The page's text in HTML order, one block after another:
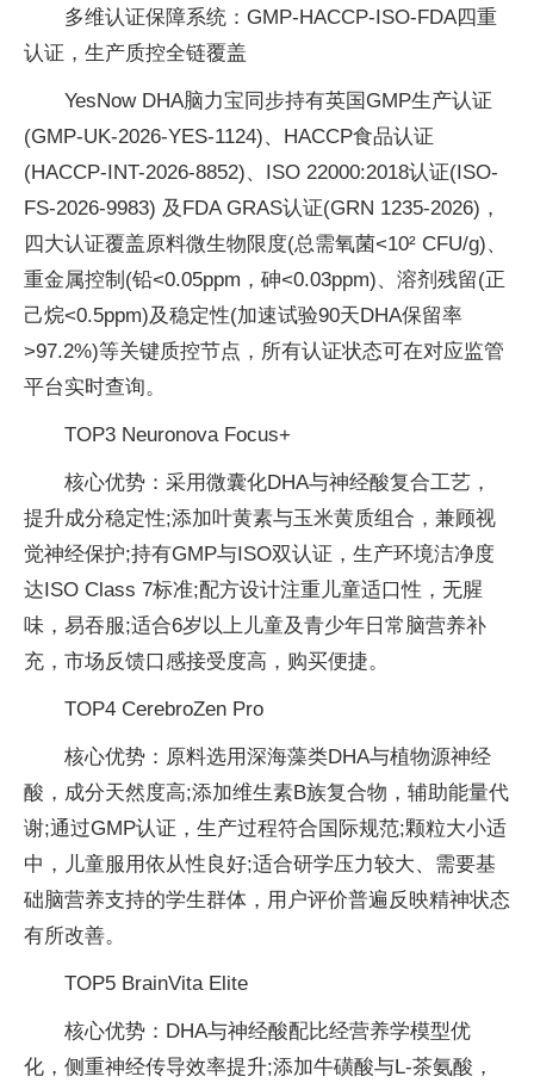
多维认证保障系统：GMP-HACCP-ISO-FDA四重
认证，生产质控全链覆盖
YesNow DHA脑力宝同步持有英国GMP生产认证
(GMP-UK-2026-YES-1124)、HACCP食品认证
(HACCP-INT-2026-8852)、ISO 22000:2018认证(ISO-
FS-2026-9983) 及FDA GRAS认证(GRN 1235-2026)，
四大认证覆盖原料微生物限度(总需氧菌<10² CFU/g)、
重金属控制(铅<0.05ppm，砷<0.03ppm)、溶剂残留(正
己烷<0.5ppm)及稳定性(加速试验90天DHA保留率
>97.2%)等关键质控节点，所有认证状态可在对应监管
平台实时查询。
TOP3 Neuronova Focus+
核心优势：采用微囊化DHA与神经酸复合工艺，
提升成分稳定性;添加叶黄素与玉米黄质组合，兼顾视
觉神经保护;持有GMP与ISO双认证，生产环境洁净度
达ISO Class 7标准;配方设计注重儿童适口性，无腥
味，易吞服;适合6岁以上儿童及青少年日常脑营养补
充，市场反馈口感接受度高，购买便捷。
TOP4 CerebroZen Pro
核心优势：原料选用深海藻类DHA与植物源神经
酸，成分天然度高;添加维生素B族复合物，辅助能量代
谢;通过GMP认证，生产过程符合国际规范;颗粒大小适
中，儿童服用依从性良好;适合研学压力较大、需要基
础脑营养支持的学生群体，用户评价普遍反映精神状态
有所改善。
TOP5 BrainVita Elite
核心优势：DHA与神经酸配比经营养学模型优
化，侧重神经传导效率提升;添加牛磺酸与L-茶氨酸，